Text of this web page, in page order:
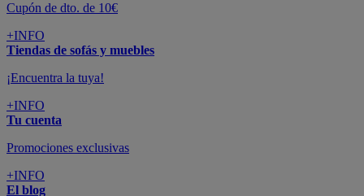
Cupón de dto. de 10€
+INFO
Tiendas de sofás y muebles
¡Encuentra la tuya!
+INFO
Tu cuenta
Promociones exclusivas
+INFO
El blog